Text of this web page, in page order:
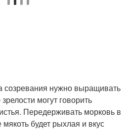
созревания нужно выращивать
могут говорить
Передерживать морковь в
будет рыхлая и вкус